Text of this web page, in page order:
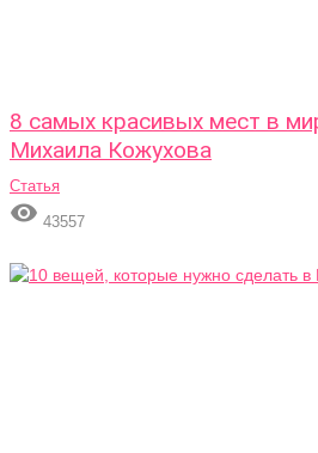
8 самых красивых мест в
Михаила Кожухова
Статья
 43557